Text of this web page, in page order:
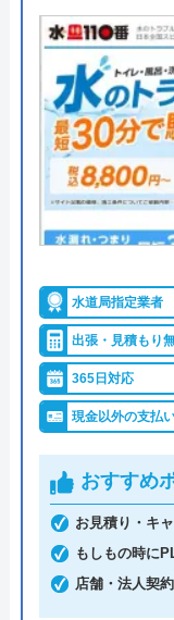
運営会社
代表者
創業・設立
所在地
対応エリア
総合メンテ
7
●支払い方法
●累計実績
●保証・保険
リペアンは水
で幅広くサービ
盛岡市と宮城県
います。盛岡店
時間365日対応
間365日の電話
また、21:00～
の割増しとなり
って異なるので
しょう。
水道局指定業者
出張・見積もり
365日対応
現金以外の支払
おすすめ
お見積り・キ
もしもの時に
店舗・法人契